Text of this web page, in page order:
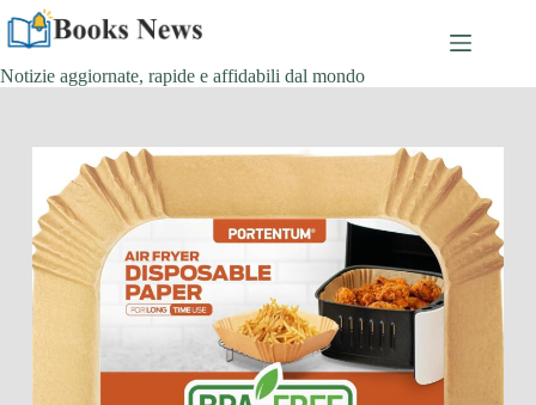
contenuto
Notizie aggiornate, rapide e affidabili dal mondo